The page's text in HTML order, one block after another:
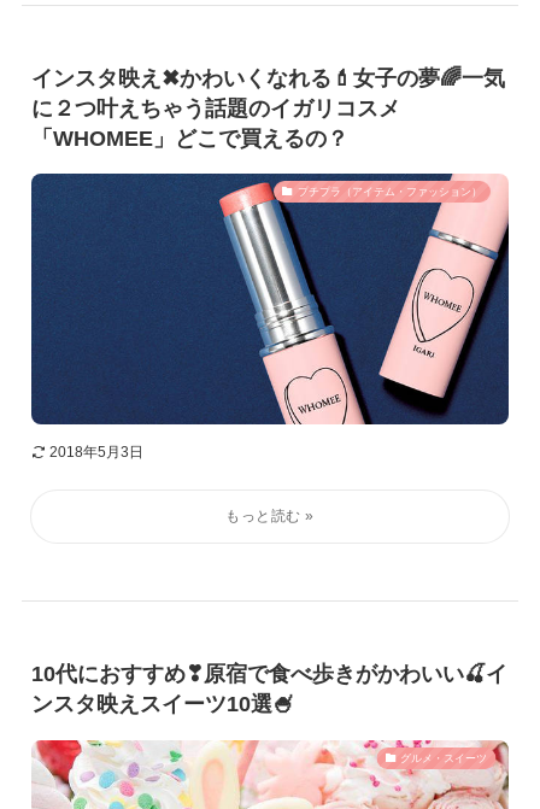
インスタ映え✖かわいくなれる💄女子の夢🌈一気
に２つ叶えちゃう話題のイガリコスメ
「WHOMEE」どこで買えるの？
プチプラ（アイテム・ファッション）
2018年5月3日
10代におすすめ❣原宿で食べ歩きがかわいい🍒イ
ンスタ映えスイーツ10選🍧
グルメ・スイーツ